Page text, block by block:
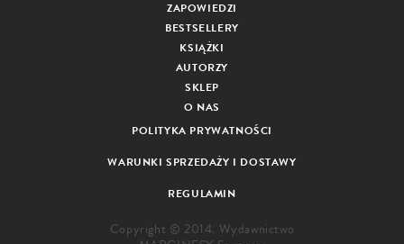
ZAPOWIEDZI
BESTSELLERY
KSIĄŻKI
AUTORZY
SKLEP
O NAS
POLITYKA PRYWATNOŚCI
WARUNKI SPRZEDAŻY I DOSTAWY
REGULAMIN
Copyright © 2014. Wydawnictwo